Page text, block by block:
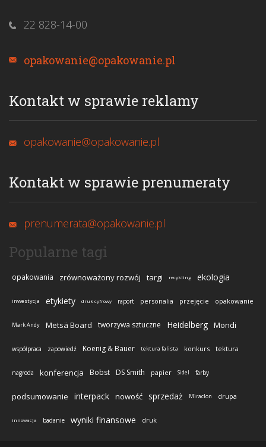
22 828-14-00
opakowanie@opakowanie.pl
Kontakt w sprawie reklamy
opakowanie@opakowanie.pl
Kontakt w sprawie prenumeraty
prenumerata@opakowanie.pl
Popularne tagi
opakowania zrównoważony rozwój targi recykling ekologia
inwestycja etykiety druk cyfrowy raport personalia przejęcie opakowanie
Mark Andy Metsä Board tworzywa sztuczne Heidelberg Mondi
współpraca zapowiedź Koenig & Bauer tektura falista konkurs tektura
nagroda konferencja Bobst DS Smith papier Sidel farby
podsumowanie interpack nowość sprzedaż Miraclon drupa
innowacja badanie wyniki finansowe druk